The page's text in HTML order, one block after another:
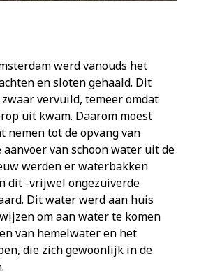
werd vanouds het
en sloten gehaald. Dit
vervuild, temeer omdat
uit kwam. Daarom moest
nemen tot de opvang van
van schoon water uit de
werden er waterbakken
dit -vrijwel ongezuiverde
Dit water werd aan huis
om aan water te komen
van hemelwater en het
die zich gewoonlijk in de